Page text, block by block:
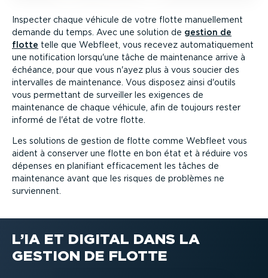
Inspecter chaque véhicule de votre flotte manuel­lement
demande du temps. Avec une solution de gestion de
flotte telle que Webfleet, vous recevez automa­ti­quement
une notifi­cation lorsqu'une tâche de maintenance arrive à
échéance, pour que vous n'ayez plus à vous soucier des
intervalles de maintenance. Vous disposez ainsi d'outils
vous permettant de surveiller les exigences de
maintenance de chaque véhicule, afin de toujours rester
informé de l'état de votre flotte.
Les solutions de gestion de flotte comme Webfleet vous
aident à conserver une flotte en bon état et à réduire vos
dépenses en planifiant effica­cement les tâches de
maintenance avant que les risques de problèmes ne
surviennent.
L’IA ET DIGITAL DANS LA
GESTION DE FLOTTE